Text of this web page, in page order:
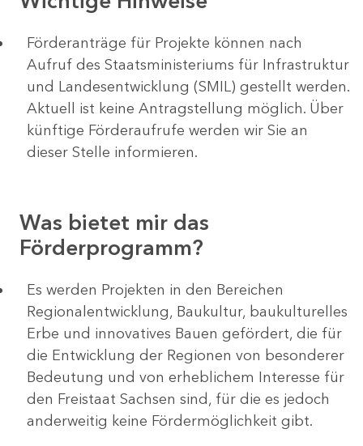
Förderanträge für Projekte können nach
Aufruf des Staatsministeriums für Infrastruktur
und Landesentwicklung (SMIL) gestellt werden.
Aktuell ist keine Antragstellung möglich. Über
künftige Förderaufrufe werden wir Sie an
dieser Stelle informieren.
Was bietet mir das
Förderprogramm?
Es werden Projekten in den Bereichen
Regionalentwicklung, Baukultur, baukulturelles
Erbe und innovatives Bauen gefördert, die für
die Entwicklung der Regionen von besonderer
Bedeutung und von erheblichem Interesse für
den Freistaat Sachsen sind, für die es jedoch
anderweitig keine Fördermöglichkeit gibt.